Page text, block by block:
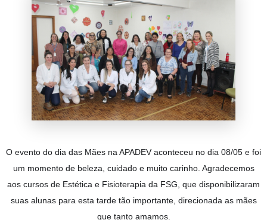
O evento do dia das Mães na APADEV aconteceu no dia 08/05 e foi
um momento de beleza, cuidado e muito carinho. Agradecemos
aos cursos de Estética e Fisioterapia da FSG, que disponibilizaram
suas alunas para esta tarde tão importante, direcionada as mães
que tanto amamos.